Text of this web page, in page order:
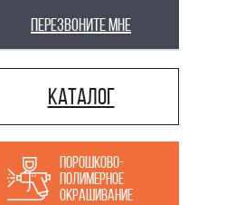
перезвоните мне
Каталог
Порошково-
полимерное
окрашивание